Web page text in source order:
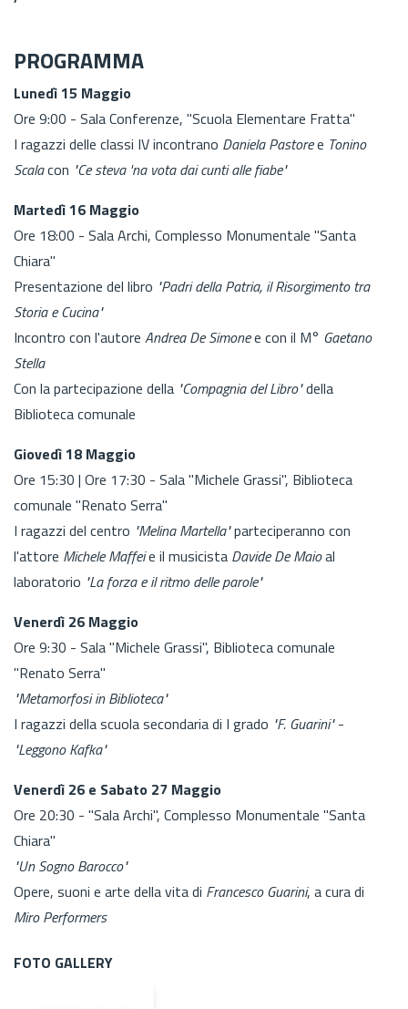
PROGRAMMA
Lunedì 15 Maggio
Ore 9:00 - Sala Conferenze, "Scuola Elementare Fratta"
I ragazzi delle classi IV incontrano Daniela Pastoree Tonino
Scalacon "Ce steva 'na vota dai cunti alle fiabe"
Martedì 16 Maggio
Ore 18:00 - Sala Archi, Complesso Monumentale "Santa
Chiara"
Presentazione del libro "Padri della Patria, il Risorgimento tra
Storia e Cucina"
Incontro con l'autore Andrea De Simonee con il M° Gaetano
Stella
Con la partecipazione della "Compagnia del Libro"della
Biblioteca comunale
Giovedì 18 Maggio
Ore 15:30 | Ore 17:30 - Sala "Michele Grassi", Biblioteca
comunale "Renato Serra"
I ragazzi del centro "Melina Martella"parteciperanno con
l'attore Michele Maffeie il musicista Davide De Maioal
laboratorio "La forza e il ritmo delle parole"
Venerdì 26 Maggio
Ore 9:30 - Sala "Michele Grassi", Biblioteca comunale
"Renato Serra"
"Metamorfosi in Biblioteca"
I ragazzi della scuola secondaria di I grado "F. Guarini"-
"Leggono Kafka"
Venerdì 26 e Sabato 27 Maggio
Ore 20:30 - "Sala Archi", Complesso Monumentale "Santa
Chiara"
"Un Sogno Barocco"
Opere, suoni e arte della vita di Francesco Guarini, a cura di
Miro Performers
FOTO GALLERY